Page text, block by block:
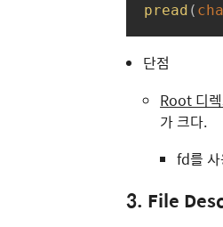
pread (
단점
Root 디
가 크다.
fd를
3. File